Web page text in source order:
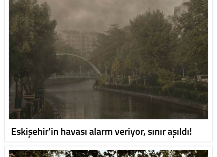
Eskişehir'in havası alarm veriyor, sınır aşıldı!